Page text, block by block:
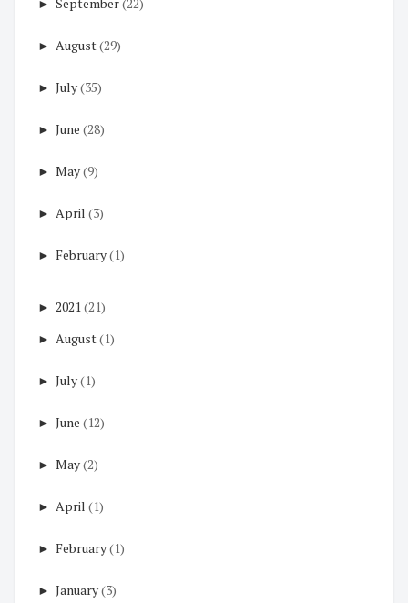
► September(22)
► August(29)
► July(35)
► June (28)
► May(9)
► April (3)
► February(1)
► 2021(21)
► August(1)
► July(1)
► June (12)
► May(2)
► April (1)
► February(1)
► January(3)